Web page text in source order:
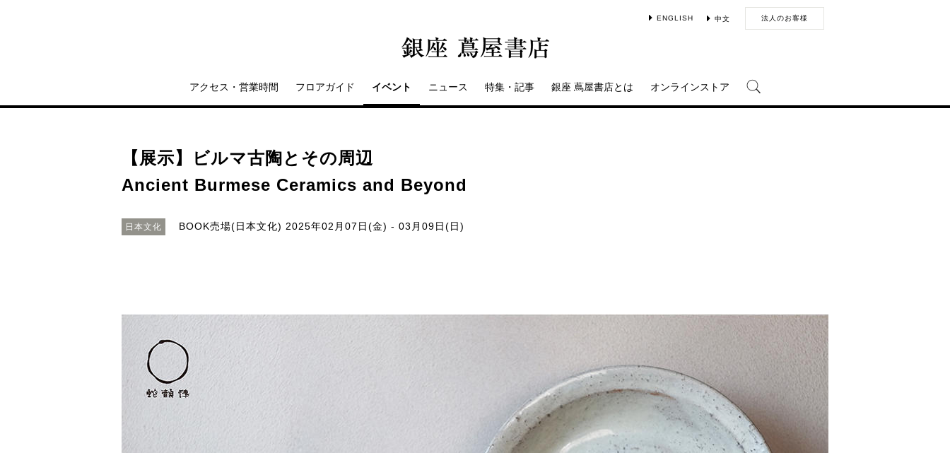
ENGLISH 中文 法人のお客様
アクセス・営業時間 フロアガイド イベント ニュース 特集・記事 銀座 蔦屋書店とは オンラインストア
【展示】ビルマ古陶とその周辺
Ancient Burmese Ceramics and Beyond
日本文化 BOOK売場(日本文化) 2025年02月07日(金) - 03月09日(日)